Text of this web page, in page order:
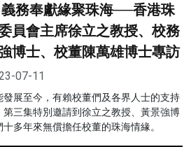
務奉獻緣聚珠海──香港珠
員會主席徐立之教授、校務
博士、校董陳萬雄博士專訪
07-11
展至今，有賴校董們及各界人士的支持
三集特別邀請到徐立之教授、黃景強博
多年來無償擔任校董的珠海情緣。